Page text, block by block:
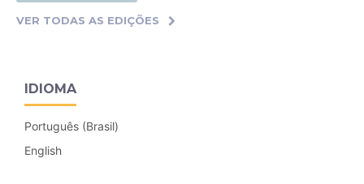
VER TODAS AS EDIÇÕES
IDIOMA
Português (Brasil)
English